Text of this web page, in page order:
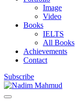
Image
Video
Books
IELTS
All Books
Achievements
Contact
Subscribe